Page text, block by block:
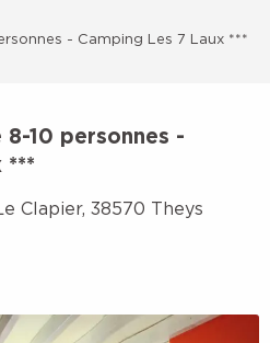
- Camping Les 7 Laux ***
10 personnes -
***
Clapier, 38570 Theys